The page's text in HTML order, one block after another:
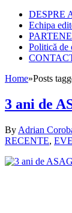
DESPRE
Echipa
Politică de
Home»Posts
3 ani de
By Adrian
RECENTE,